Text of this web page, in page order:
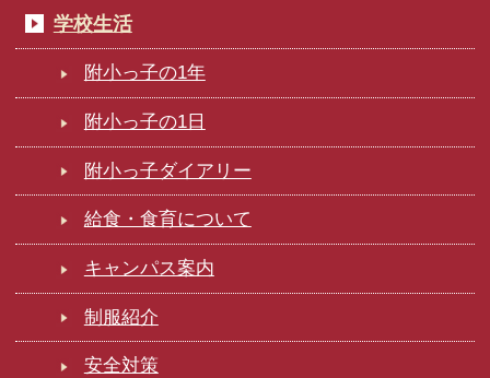
学校生活
附小っ子の1年
附小っ子の1日
附小っ子ダイアリー
給食・食育について
キャンパス案内
制服紹介
安全対策